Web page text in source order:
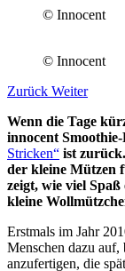
© Innocent
© Innocent
Zurück Weiter
Wenn die Tage
innocent
Stricken“ ist
der kleine Mützen
zeigt, wie viel
kleine
Erstmals im Jahr
Menschen dazu
anzufertigen, die